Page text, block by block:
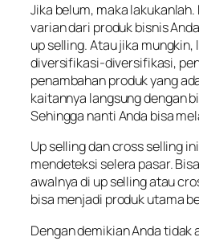
Jika belum, maka
varian dari produk bisnis
up selling. Atau jika mungkin,
diversifikasi-diversifikasi,
penambahan produk yang
kaitannya langsung dengan
Sehingga nanti Anda bisa
Up selling dan cross selling
mendeteksi selera pasar.
awalnya di up selling atau
bisa menjadi produk utama
Dengan demikian Anda tidak